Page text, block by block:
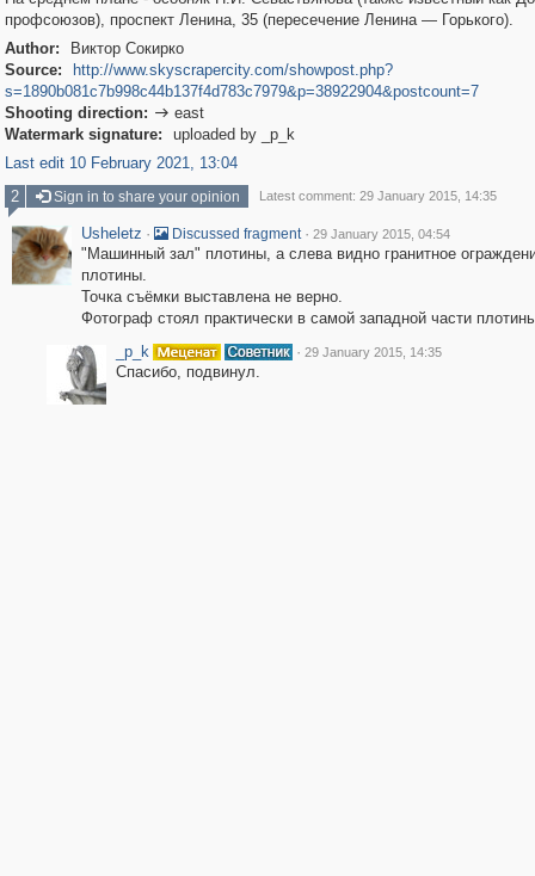
профсоюзов), проспект Ленина, 35 (пересечение Ленина — Горького).
Author:
Виктор Сокирко
Source:
http://www.skyscrapercity.com/showpost.php?
s=1890b081c7b998c44b137f4d783c7979&p=38922904&postcount=7
Shooting direction:  east
Watermark signature:
uploaded by _p_k
Last edit 10 February 2021, 13:04
2
Sign in to share your opinion Latest comment: 29 January 2015, 14:35
Usheletz · Discussed fragment · 29 January 2015, 04:54
"Машинный зал" плотины, а слева видно гранитное
плотины.
Точка съёмки выставлена не верно.
Фотограф стоял практически в самой западной части
_p_k
· 29 January 2015, 14:35
Спасибо, подвинул.